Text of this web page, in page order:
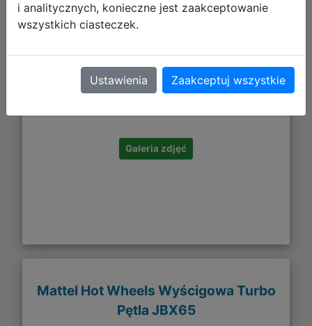
240,48 zł
Galeria zdjęć
Mattel Hot Wheels Wyścigowa Turbo
Pętla JBX65
i analitycznych, konieczne jest zaakceptowanie
wszystkich ciasteczek.
Ustawienia Zaakceptuj wszystkie